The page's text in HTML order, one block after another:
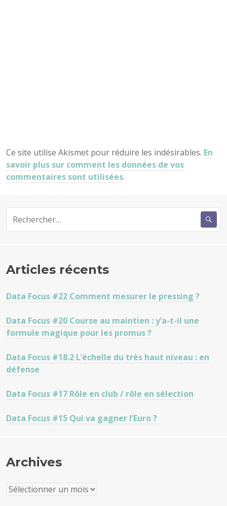
Ce site utilise Akismet pour réduire les indésirables. En
savoir plus sur comment les données de vos
commentaires sont utilisées.
Articles récents
Data Focus #22 Comment mesurer le pressing ?
Data Focus #20 Course au maintien : y’a-t-il une
formule magique pour les promus ?
Data Focus #18.2 L’échelle du très haut niveau : en
défense
Data Focus #17 Rôle en club / rôle en sélection
Data Focus #15 Qui va gagner l’Euro ?
Archives
Archives